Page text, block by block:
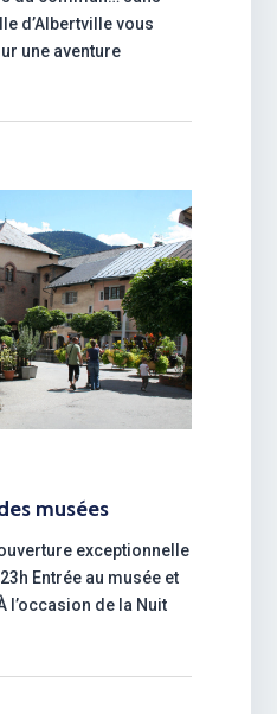
d’Albertville vous
une aventure
musées
exceptionnelle
Entrée au musée et
l’occasion de la Nuit